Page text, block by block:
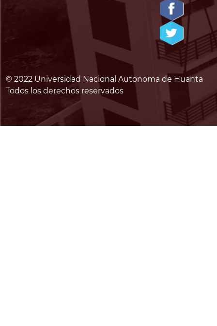
© 2022 Universidad Nacional Autonoma de Huanta
Todos los derechos reservados